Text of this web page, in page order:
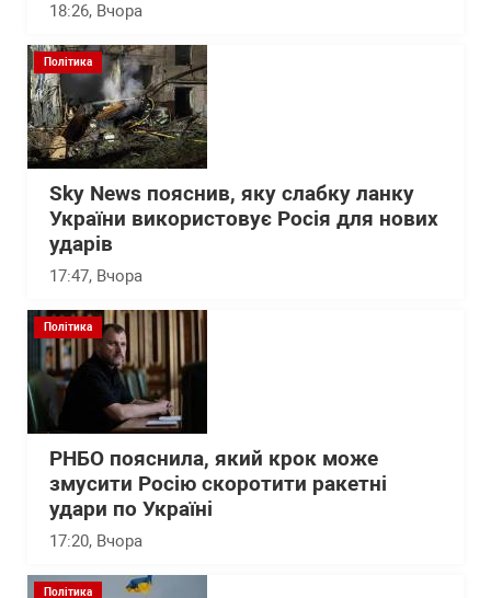
18:26, Вчора
Політика
Sky News пояснив, яку слабку ланку
України використовує Росія для нових
ударів
17:47, Вчора
Політика
РНБО пояснила, який крок може
змусити Росію скоротити ракетні
удари по Україні
17:20, Вчора
Політика